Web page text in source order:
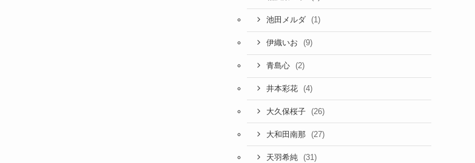
池田メルダ (1)
伊織いお (9)
青島心 (2)
井本彩花 (4)
大久保桜子 (26)
大和田南那 (27)
天羽希純 (31)